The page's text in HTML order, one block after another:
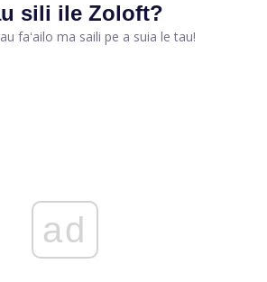
sili ile Zoloft?
faʻailo ma saili pe a suia le tau!
ad